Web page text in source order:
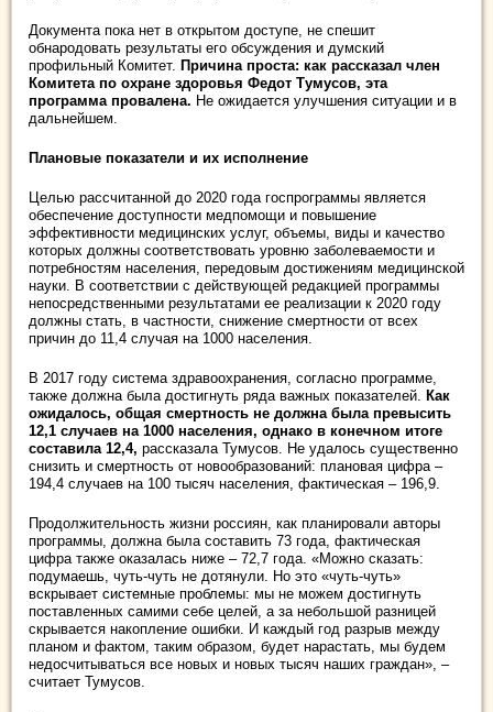
Документа пока нет в открытом доступе, не спешит
обнародовать результаты его обсуждения и думский
профильный Комитет. Причина проста: как рассказал член
Комитета по охране здоровья Федот Тумусов, эта
программа провалена. Не ожидается улучшения ситуации и в
дальнейшем.
Плановые показатели и их исполнение
Целью рассчитанной до 2020 года госпрограммы является
обеспечение доступности медпомощи и повышение
эффективности медицинских услуг, объемы, виды и качество
которых должны соответствовать уровню заболеваемости и
потребностям населения, передовым достижениям медицинской
науки. В соответствии с действующей редакцией программы
непосредственными результатами ее реализации к 2020 году
должны стать, в частности, снижение смертности от всех
причин до 11,4 случая на 1000 населения.
В 2017 году система здравоохранения, согласно программе,
также должна была достигнуть ряда важных показателей. Как
ожидалось, общая смертность не должна была превысить
12,1 случаев на 1000 населения, однако в конечном итоге
составила 12,4, рассказала Тумусов. Не удалось существенно
снизить и смертность от новообразований: плановая цифра –
194,4 случаев на 100 тысяч населения, фактическая – 196,9.
Продолжительность жизни россиян, как планировали авторы
программы, должна была составить 73 года, фактическая
цифра также оказалась ниже – 72,7 года. «Можно сказать:
подумаешь, чуть-чуть не дотянули. Но это «чуть-чуть»
вскрывает системные проблемы: мы не можем достигнуть
поставленных самими себе целей, а за небольшой разницей
скрывается накопление ошибки. И каждый год разрыв между
планом и фактом, таким образом, будет нарастать, мы будем
недосчитываться все новых и новых тысяч наших граждан», –
считает Тумусов.